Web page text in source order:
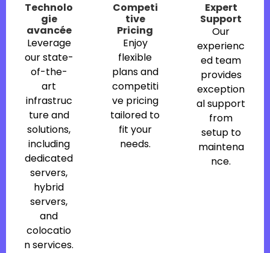
Technolo
gie
avancée
Leverage
our state-
of-the-
art
infrastruc
ture and
solutions,
including
dedicated
servers,
hybrid
servers,
and
colocatio
n services.
Competi
tive
Pricing
Enjoy
flexible
plans and
competiti
ve pricing
tailored to
fit your
needs.
Expert
Support
Our
experienc
ed team
provides
exception
al support
from
setup to
maintena
nce.